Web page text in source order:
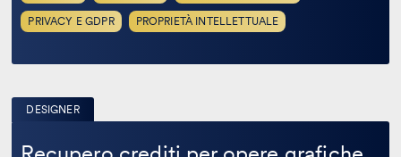
PRIVACY E GDPR PROPRIETÀ INTELLETTUALE
DESIGNER
Recupero
crediti